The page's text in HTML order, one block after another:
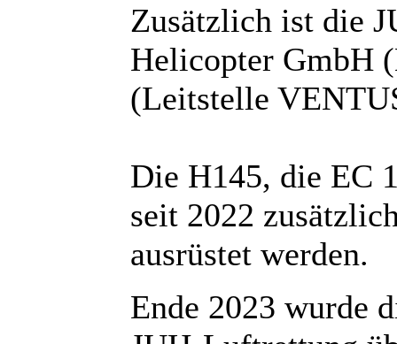
Zusätzlich ist die
Helicopter GmbH
(Leitstelle
Die H145, die EC
seit 2022
ausrüstet werden.
Ende 2023 wurde